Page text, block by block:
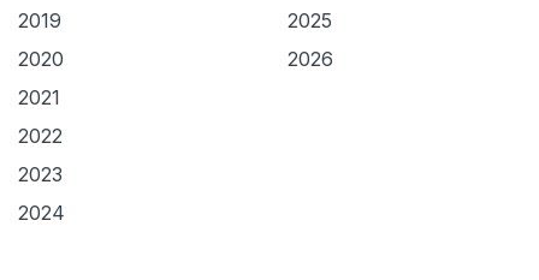
2019
2020
2021
2022
2023
2024
2025
2026